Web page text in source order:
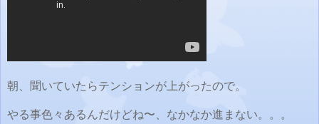
朝、聞いていたらテンションが上がったので。
やる事色々あるんだけどね〜、なかなか進まない。。。